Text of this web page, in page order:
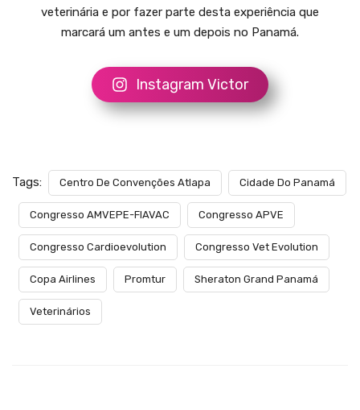
veterinária e por fazer parte desta experiência que
marcará um antes e um depois no Panamá.
Instagram Victor
Tags: Centro De Convenções Atlapa Cidade Do Panamá
Congresso AMVEPE-FIAVAC Congresso APVE
Congresso Cardioevolution Congresso Vet Evolution
Copa Airlines Promtur Sheraton Grand Panamá
Veterinários